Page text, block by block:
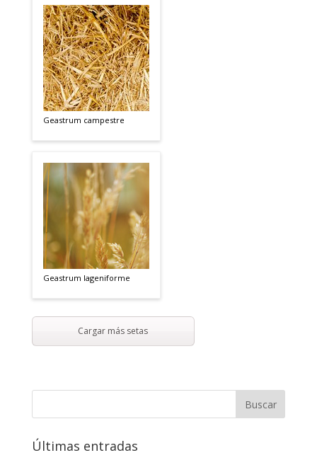
Geastrum campestre
Geastrum lageniforme
Cargar más setas
Últimas entradas